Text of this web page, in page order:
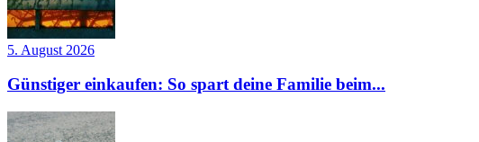
5. August 2026
Günstiger einkaufen: So spart deine Familie beim...